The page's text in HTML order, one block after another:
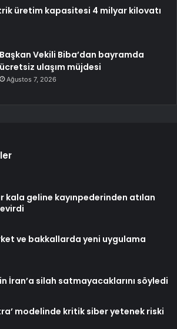
üretim kapasitesi 4 milyar kilovatı
Başkan Vekili Biba’dan bayramda
ücretsiz ulaşım müjdesi
Ağustos 7, 2026
kala geline kayınpederinden atılan
ve bakkallarda yeni uygulama
İran’a silah satmayacaklarını söyledi
modelinde kritik siber yetenek riski